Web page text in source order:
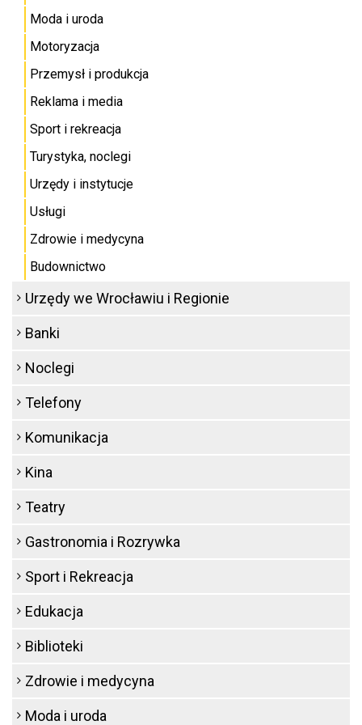
Moda i uroda
Motoryzacja
Przemysł i produkcja
Reklama i media
Sport i rekreacja
Turystyka, noclegi
Urzędy i instytucje
Usługi
Zdrowie i medycyna
Budownictwo
Urzędy we Wrocławiu i Regionie
Banki
Noclegi
Telefony
Komunikacja
Kina
Teatry
Gastronomia i Rozrywka
Sport i Rekreacja
Edukacja
Biblioteki
Zdrowie i medycyna
Moda i uroda